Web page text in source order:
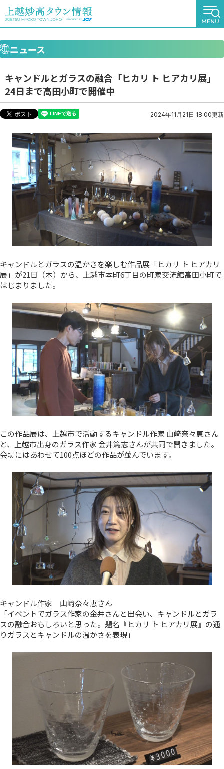
ニュース
キャンドルとガラスの融合「ヒカリ ト ヒアカリ展」
24日まで高田小町で開催中
2024年11月21日 18:00更新
キャンドルとガラスの温かさを楽しむ作品展「ヒカリ ト ヒアカリ
展」が21日（木）から、上越市本町6丁目の町家交流館高田小町で
はじまりました。
この作品展は、上越市で活動するキャンドル作家 山﨑奈々恵さん
と、上越市出身のガラス作家 金井篤志さんが共同で開きました。
会場にはあわせて100点ほどの作品が並んでいます。
キャンドル作家 山﨑奈々恵さん
「イベントでガラス作家の金井さんと出会い、キャンドルとガラ
スの融合おもしろいと思った。題名『ヒカリ ト ヒアカリ展』の通
りガラスとキャンドルの温かさを表現」